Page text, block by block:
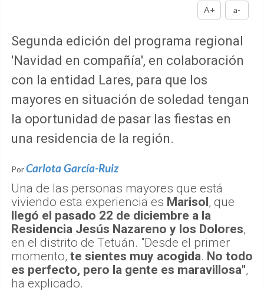
A+
a-
Segunda edición del programa regional
'Navidad en compañía', en colaboración
con la entidad Lares, para que los
mayores en situación de soledad tengan
la oportunidad de pasar las fiestas en
una residencia de la región.
PorCarlota García-Ruiz
Una de las personas mayores que está
viviendo esta experiencia es Marisol, que
llegó el pasado 22 de diciembre a la
Residencia Jesús Nazareno y los Dolores,
en el distrito de Tetuán. "Desde el primer
momento, te sientes muy acogida. No todo
es perfecto, pero la gente es maravillosa",
ha explicado.